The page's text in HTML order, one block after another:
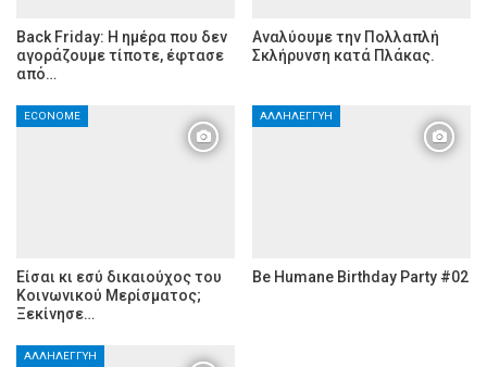
Back Friday: H ημέρα που δεν
αγοράζουμε τίποτε, έφτασε
από…
Αναλύουμε την Πολλαπλή
Σκλήρυνση κατά Πλάκας.
ECONOME
Είσαι κι εσύ δικαιούχος του
Κοινωνικού Μερίσματος;
Ξεκίνησε…
ΑΛΛΗΛΕΓΓΎΗ
Be Humane Birthday Party #02
ΑΛΛΗΛΕΓΓΎΗ